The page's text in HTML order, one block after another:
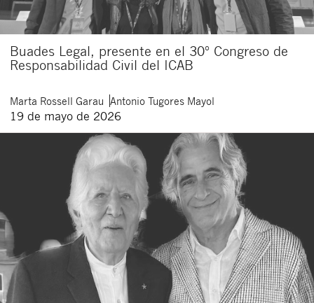
Buades Legal, presente en el 30º Congreso de
Responsabilidad Civil del ICAB
Marta Rossell Garau Antonio Tugores Mayol
19 de mayo de 2026